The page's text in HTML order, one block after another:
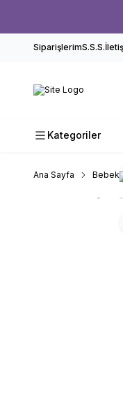
SiparişlerimS.S.S.
Kategoriler
Ana Sayfa Bebek